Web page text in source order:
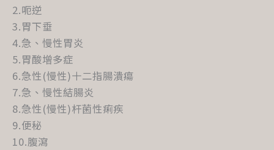
2.呃逆
3.胃下垂
4.急、慢性胃炎
5.胃酸增多症
6.急性(慢性)十二指腸潰瘍
7.急、慢性結腸炎
8.急性(慢性)杆菌性痢疾
9.便秘
10.腹瀉